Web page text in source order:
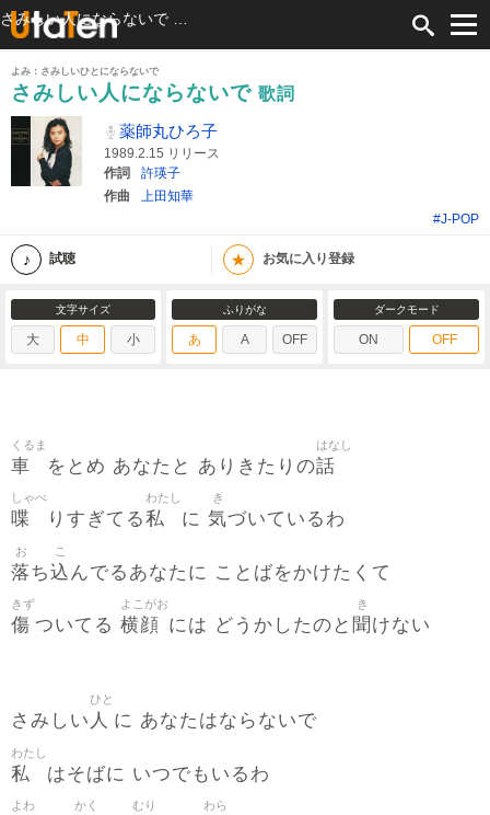
よみ：さみしいひとにならないで
さみしい人にならないで 歌詞
薬師丸ひろ子
1989.2.15 リリース
作詞
許瑛子
作曲
上田知華
#J-POP
試聴 ★ お気に入り登録
文字サイズ
大 中 小
ふりがな
あ A OFF
ダークモード
ON OFF
車
くるま
をとめ あなたと ありきたりの話
はなし
喋
しゃべ
りすぎてる私
わたし
に 気
き
づいているわ
落
お
ち込
こ
んでるあなたに ことばをかけたくて
傷
きず
ついてる 横顔
よこがお
には どうかしたのと 聞
き
けない
さみしい 人
ひと
に あなたはならないで
私
わたし
はそばに いつでもいるわ
よわ かく むり わら